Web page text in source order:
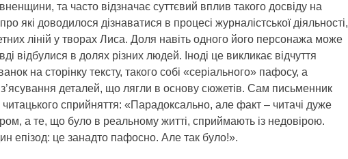
та часто відзначає суттєвий вплив такого досвіду на
які доводилося дізнаватися в процесі журналістської діяльності,
ліній у творах Лиса. Доля навіть одного його персонажа може
відбулися в долях різних людей. Іноді це викликає відчуття
на сторінку тексту, такого собі «серіального» пафосу, а
з’ясування деталей, що лягли в основу сюжетів. Сам письменник
читацького сприйняття: «Парадоксально, але факт – читачі дуже
а те, що було в реальному житті, сприймають із недовірою.
епізод: це занадто пафосно. Але так було!».